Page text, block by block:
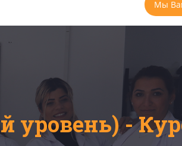
Мы
уровень) -